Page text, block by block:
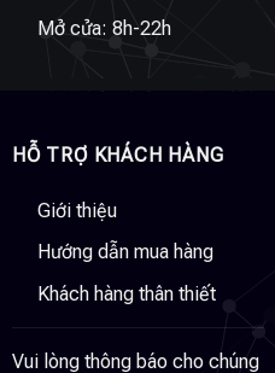
Mở cửa: 8h-22h
HỖ TRỢ KHÁCH HÀNG
Giới thiệu
Hướng dẫn mua hàng
Khách hàng thân thiết
Vui lòng thông báo cho chúng